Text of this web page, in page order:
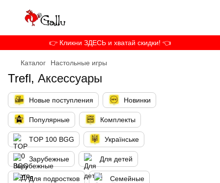
👉 Кликни ЗДЕСЬ и хватай скидки! 👈
Каталог Настольные игры
Trefl, Аксесcуары
Новые поступления Новинки
Популярные Комплекты
TOP 100 BGG Українське
Зарубежные Для детей
Для подростков Семейные